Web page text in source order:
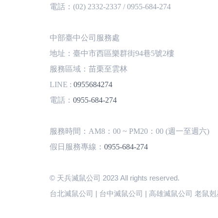
電話：(02) 2332-2337 / 0955-684-274
中部臺中公司服務處
地址：臺中市西區樂群街94巷5號2樓
服務區域：苗栗至雲林
LINE : 0955684274
電話： 0955-684-274
服務時間：AM8：00 ~ PM20：00 (週一至週六)
假日服務專線： 0955-684-274
© 天兵滅鼠公司 2023 All rights reserved.
台北滅鼠公司 | 台中滅鼠公司 | 高雄滅鼠公司 老鼠剋